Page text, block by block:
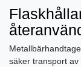
säker transport